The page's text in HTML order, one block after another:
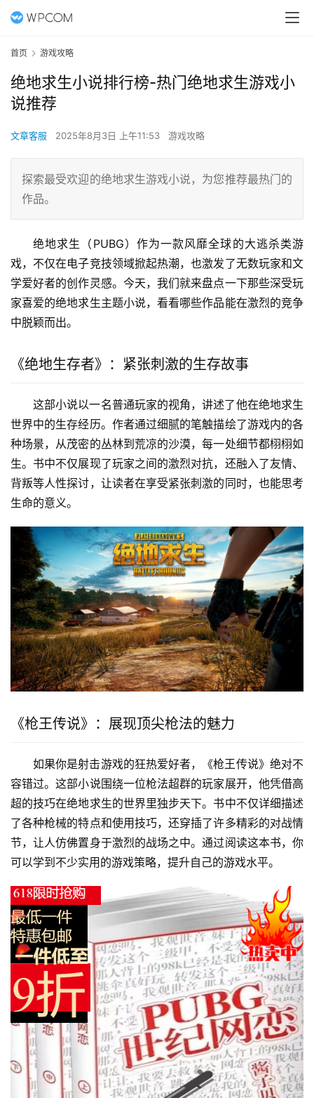
首页 游戏攻略
绝地求生小说排行榜-热门绝地求生游戏小
说推荐
文章客服 2025年8月3日 上午11:53 游戏攻略
探索最受欢迎的绝地求生游戏小说，为您推荐最热门的
作品。
绝地求生（PUBG）作为一款风靡全球的大逃杀类游
戏，不仅在电子竞技领域掀起热潮，也激发了无数玩家和文
学爱好者的创作灵感。今天，我们就来盘点一下那些深受玩
家喜爱的绝地求生主题小说，看看哪些作品能在激烈的竞争
中脱颖而出。
《绝地生存者》：紧张刺激的生存故事
这部小说以一名普通玩家的视角，讲述了他在绝地求生
世界中的生存经历。作者通过细腻的笔触描绘了游戏内的各
种场景，从茂密的丛林到荒凉的沙漠，每一处细节都栩栩如
生。书中不仅展现了玩家之间的激烈对抗，还融入了友情、
背叛等人性探讨，让读者在享受紧张刺激的同时，也能思考
生命的意义。
《枪王传说》：展现顶尖枪法的魅力
如果你是射击游戏的狂热爱好者，《枪王传说》绝对不
容错过。这部小说围绕一位枪法超群的玩家展开，他凭借高
超的技巧在绝地求生的世界里独步天下。书中不仅详细描述
了各种枪械的特点和使用技巧，还穿插了许多精彩的对战情
节，让人仿佛置身于激烈的战场之中。通过阅读这本书，你
可以学到不少实用的游戏策略，提升自己的游戏水平。